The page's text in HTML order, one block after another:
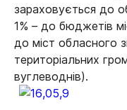
зараховується до
1% – до бюджетів
до міст обласного
територіальних
вуглеводнів).